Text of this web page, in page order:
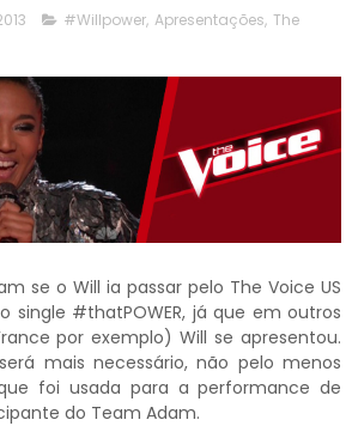
#Willpower, Apresentações, The
se o Will ia passar pelo The Voice US
single #thatPOWER, já que em outros
por exemplo) Will se apresentou.
mais necessário, não pelo menos
foi usada para a performance de
do Team Adam.